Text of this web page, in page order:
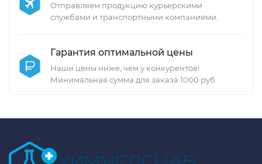
Отправляем продукцию курьерскими
службами и транспортными компаниями.
Гарантия оптимальной цены
Наши цены ниже, чем у конкурентов!
Минимальная сумма для заказа 1000 руб.